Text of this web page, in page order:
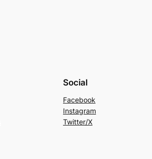
Social
Facebook
Instagram
Twitter/X